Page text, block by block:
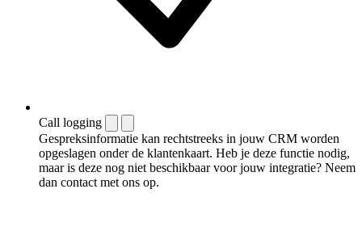
Call logging
Gespreksinformatie kan rechtstreeks in jouw CRM worden
opgeslagen onder de klantenkaart. Heb je deze functie nodig,
maar is deze nog niet beschikbaar voor jouw integratie? Neem
dan contact met ons op.